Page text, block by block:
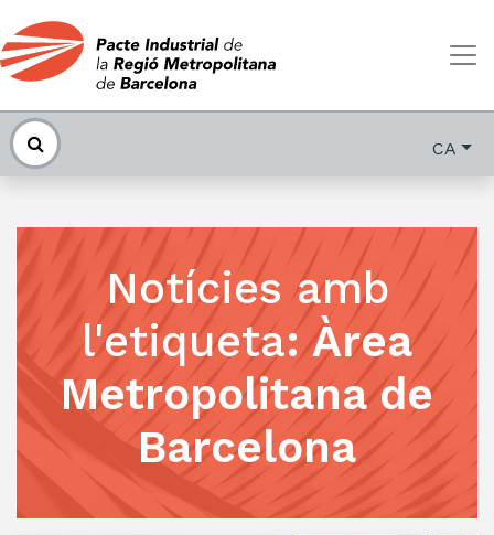
CA
Notícies amb
l'etiqueta: Àrea
Metropolitana de
Barcelona